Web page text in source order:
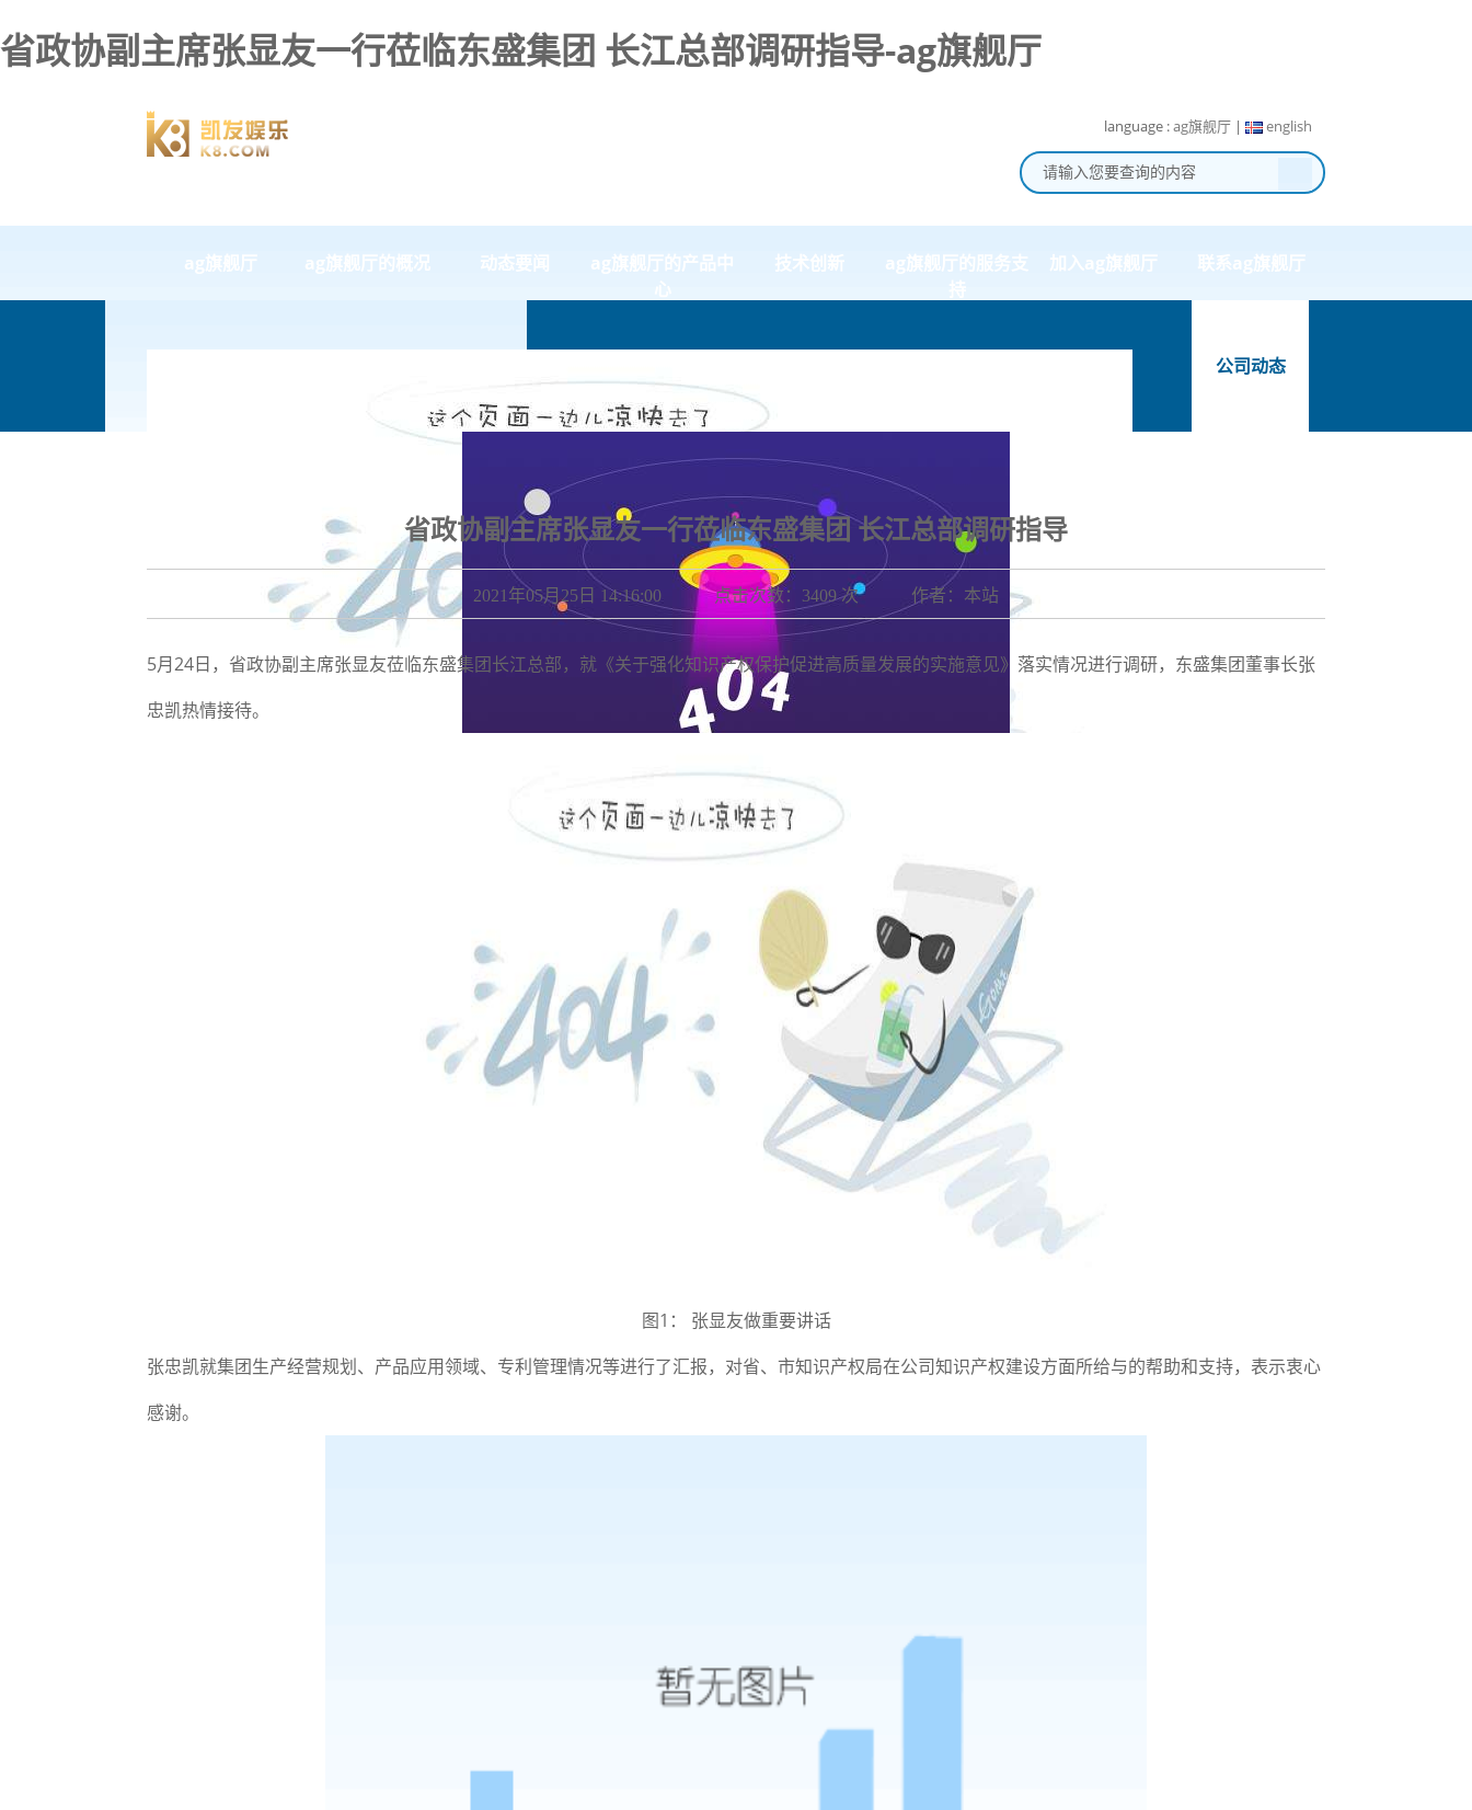
省政协副主席张显友一行莅临东盛集团 长江总部调研指导-ag旗舰厅
language :ag旗舰厅| english
ag旗舰厅 ag旗舰厅的概况 动态要闻
ag旗舰厅的产品中
心
技术创新
ag旗舰厅的服务支
持
加入ag旗舰厅 联系ag旗舰厅
公司动态
省政协副主席张显友一行莅临东盛集团 长江总部调研指导
2021年05月25日 14:16:00 点击次数：3409 次 作者：本站
5月24日，省政协副主席张显友莅临东盛集团长江总部，就《关于强化知识产权保护促进高质量发展的实施意见》落实情况进行调研，东盛集团董事长张
忠凯热情接待。
图1： 张显友做重要讲话
张忠凯就集团生产经营规划、产品应用领域、专利管理情况等进行了汇报，对省、市知识产权局在公司知识产权建设方面所给与的帮助和支持，表示衷心
感谢。